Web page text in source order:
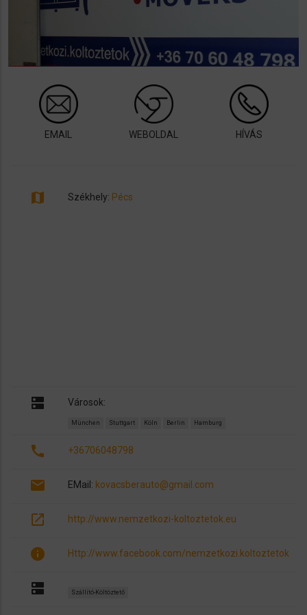
EMAIL WEBOLDAL HÍVÁS
map Székhely: Pécs
dns Városok:
München Stuttgart Köln Berlin Hamburg
call +36706048798
email EMail: kovacsberauto@gmail.com
open_in_new http://www.nemzetkozi-koltoztetok.eu
info Http://www.facebook.com/nemzetkozi.koltoztetok
dns Szállító-Költöztető